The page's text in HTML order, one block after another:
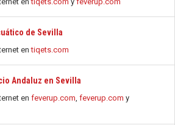
de Sevilla
entiqets.com
Andaluz en Sevilla
en feverup.com, feverup.com y